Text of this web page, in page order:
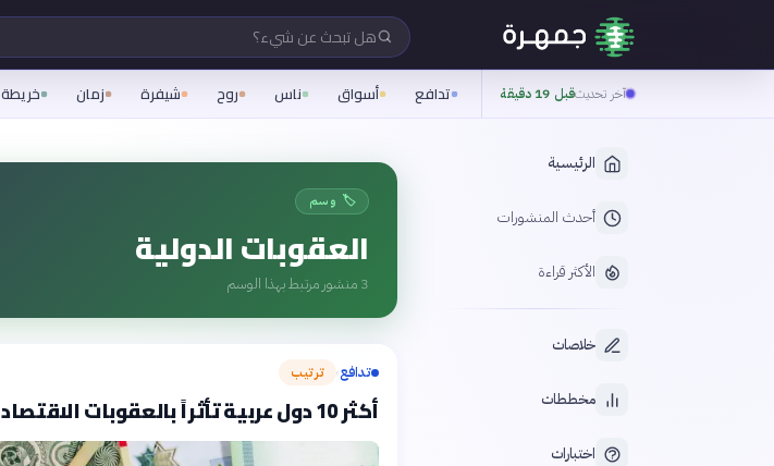
هل تبحث عن شيء؟
آخر تحديثقبل 19 دقيقة تدافع أسواق ناس روح شيفرة زمان خريطة
الرئيسية
أحدث المنشورات
الأكثر قراءة
خلاصات
مخططات
اختبارات
🏷️ وسم
العقوبات الدولية
3 منشور مرتبط بهذا الوسم
تدافع› ترتيب
أكثر 10 دول عربية تأثراً بالعقوبات الاقتصادية الدولية